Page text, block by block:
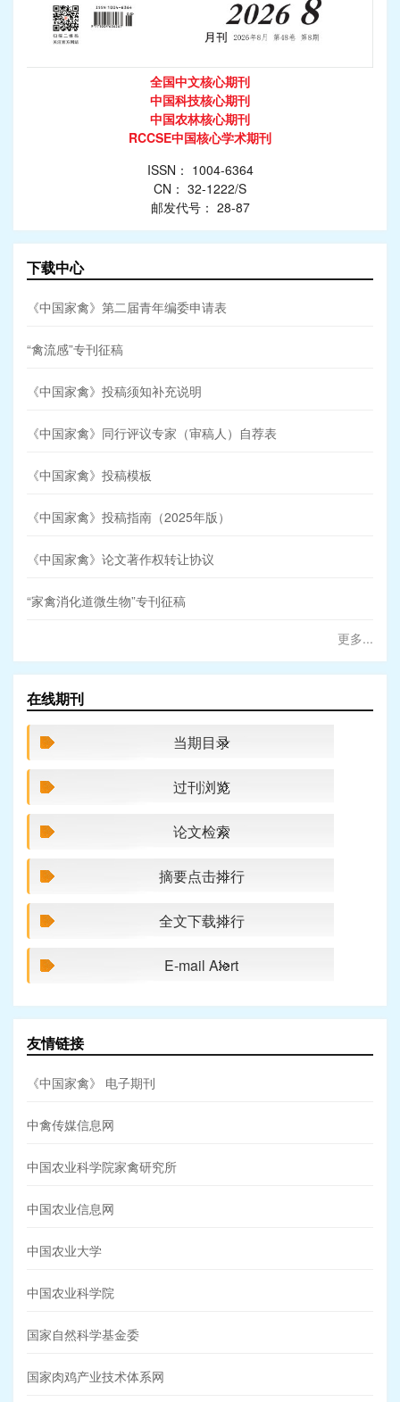
全国中文核心期刊
中国科技核心期刊
中国农林核心期刊
RCCSE中国核心学术期刊
ISSN： 1004-6364
CN： 32-1222/S
邮发代号： 28-87
下载中心
《中国家禽》第二届青年编委申请表
“禽流感”专刊征稿
《中国家禽》投稿须知补充说明
《中国家禽》同行评议专家（审稿人）自荐表
《中国家禽》投稿模板
《中国家禽》投稿指南（2025年版）
《中国家禽》论文著作权转让协议
“家禽消化道微生物”专刊征稿
更多...
在线期刊
当期目录
过刊浏览
论文检索
摘要点击排行
全文下载排行
E-mail Alert
友情链接
《中国家禽》 电子期刊
中禽传媒信息网
中国农业科学院家禽研究所
中国农业信息网
中国农业大学
中国农业科学院
国家自然科学基金委
国家肉鸡产业技术体系网